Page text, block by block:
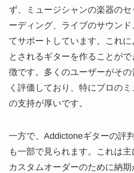
ず、ミュージシャンの楽器のセ
ーディング、ライブのサウン
てサポートしています。これ
とされるギターを作ることが
徴です。多くのユーザーがそ
く評価しており、特にプロの
の支持が厚いです。
一方で、Addictoneギターの評
も一部で見られます。これは主
カスタムオーダーのために納